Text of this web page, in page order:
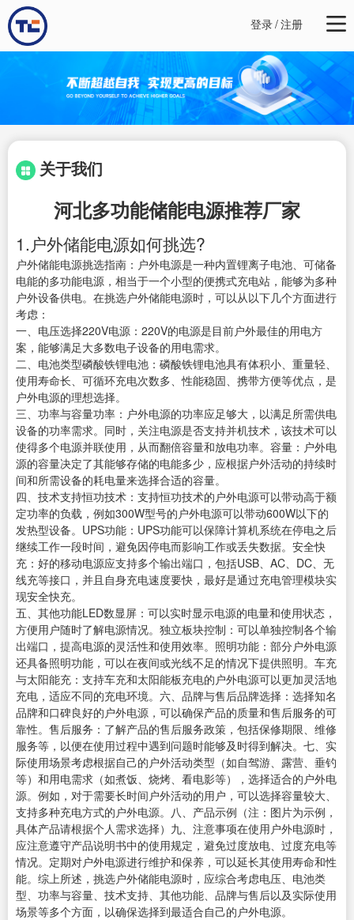
登录/注册
关于我们
河北多功能储能电源推荐厂家
1.户外储能电源如何挑选?
户外储能电源挑选指南：户外电源是一种内置锂离子电池、可储备
电能的多功能电源，相当于一个小型的便携式充电站，能够为多种
户外设备供电。在挑选户外储能电源时，可以从以下几个方面进行
考虑：
一、电压选择220V电源：220V的电源是目前户外最佳的用电方
案，能够满足大多数电子设备的用电需求。
二、电池类型磷酸铁锂电池：磷酸铁锂电池具有体积小、重量轻、
使用寿命长、可循环充电次数多、性能稳固、携带方便等优点，是
户外电源的理想选择。
三、功率与容量功率：户外电源的功率应足够大，以满足所需供电
设备的功率需求。同时，关注电源是否支持并机技术，该技术可以
使得多个电源并联使用，从而翻倍容量和放电功率。容量：户外电
源的容量决定了其能够存储的电能多少，应根据户外活动的持续时
间和所需设备的耗电量来选择合适的容量。
四、技术支持恒功技术：支持恒功技术的户外电源可以带动高于额
定功率的负载，例如300W型号的户外电源可以带动600W以下的
发热型设备。UPS功能：UPS功能可以保障计算机系统在停电之后
继续工作一段时间，避免因停电而影响工作或丢失数据。安全快
充：好的移动电源应支持多个输出端口，包括USB、AC、DC、无
线充等接口，并且自身充电速度要快，最好是通过充电管理模块实
现安全快充。
五、其他功能LED数显屏：可以实时显示电源的电量和使用状态，
方便用户随时了解电源情况。独立板块控制：可以单独控制各个输
出端口，提高电源的灵活性和使用效率。照明功能：部分户外电源
还具备照明功能，可以在夜间或光线不足的情况下提供照明。车充
与太阳能充：支持车充和太阳能板充电的户外电源可以更加灵活地
充电，适应不同的充电环境。六、品牌与售后品牌选择：选择知名
品牌和口碑良好的户外电源，可以确保产品的质量和售后服务的可
靠性。售后服务：了解产品的售后服务政策，包括保修期限、维修
服务等，以便在使用过程中遇到问题时能够及时得到解决。七、实
际使用场景考虑根据自己的户外活动类型（如自驾游、露营、垂钓
等）和用电需求（如煮饭、烧烤、看电影等），选择适合的户外电
源。例如，对于需要长时间户外活动的用户，可以选择容量较大、
支持多种充电方式的户外电源。八、产品示例（注：图片为示例，
具体产品请根据个人需求选择）九、注意事项在使用户外电源时，
应注意遵守产品说明书中的使用规定，避免过度放电、过度充电等
情况。定期对户外电源进行维护和保养，可以延长其使用寿命和性
能。综上所述，挑选户外储能电源时，应综合考虑电压、电池类
型、功率与容量、技术支持、其他功能、品牌与售后以及实际使用
场景等多个方面，以确保选择到最适合自己的户外电源。